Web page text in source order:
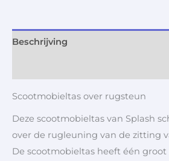
Beschrijving
Scootmobieltas over rugsteun
Deze scootmobieltas van Splash
over de rugleuning van de zitting
De scootmobieltas heeft één